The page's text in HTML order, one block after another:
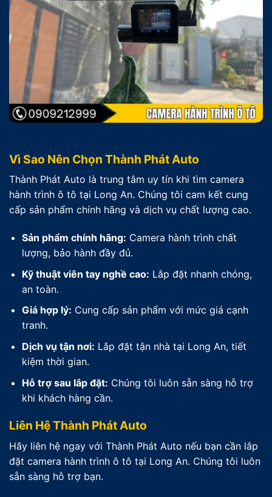
Vì Sao Nên Chọn Thành Phát Auto
Thành Phát Auto là trung tâm uy tín khi tìm camera
hành trình ô tô tại Long An. Chúng tôi cam kết cung
cấp sản phẩm chính hãng và dịch vụ chất lượng cao.
Sản phẩm chính hãng: Camera hành trình chất
lượng, bảo hành đầy đủ.
Kỹ thuật viên tay nghề cao: Lắp đặt nhanh chóng,
an toàn.
Giá hợp lý: Cung cấp sản phẩm với mức giá cạnh
tranh.
Dịch vụ tận nơi: Lắp đặt tận nhà tại Long An, tiết
kiệm thời gian.
Hỗ trợ sau lắp đặt: Chúng tôi luôn sẵn sàng hỗ trợ
khi khách hàng cần.
Liên Hệ Thành Phát Auto
Hãy liên hệ ngay với Thành Phát Auto nếu bạn cần lắp
đặt camera hành trình ô tô tại Long An. Chúng tôi luôn
sẵn sàng hỗ trợ bạn.